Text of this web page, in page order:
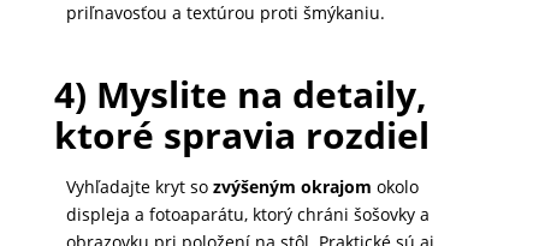
ZÁHRADA
priľnavosťou a textúrou proti šmýkaniu.
4) Myslite na detaily,
ktoré spravia rozdiel
Vyhľadajte kryt so zvýšeným okrajom okolo
displeja a fotoaparátu, ktorý chráni šošovky a